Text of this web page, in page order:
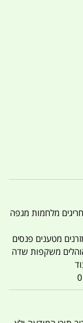
חריגים מלחמות מגפה
מטענים פנסים
אוהלים משקפות שדה